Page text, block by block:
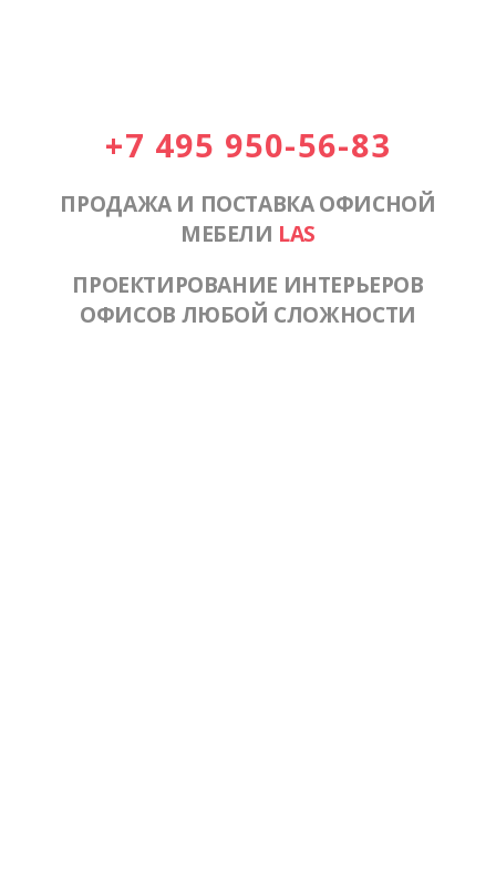
+7 495 950-56-83
ПРОДАЖА И ПОСТАВКА ОФИСНОЙ
МЕБЕЛИ LAS
ПРОЕКТИРОВАНИЕ ИНТЕРЬЕРОВ
ОФИСОВ ЛЮБОЙ СЛОЖНОСТИ